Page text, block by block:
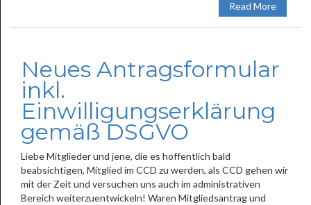
Read More
Neues Antragsformular
inkl.
Einwilligungserklärung
gemäß DSGVO
Liebe Mitglieder und jene, die es hoffentlich bald
beabsichtigen, Mitglied im CCD zu werden, als CCD gehen wir
mit der Zeit und versuchen uns auch im administrativen
Bereich weiterzuentwickeln! Waren Mitgliedsantrag und